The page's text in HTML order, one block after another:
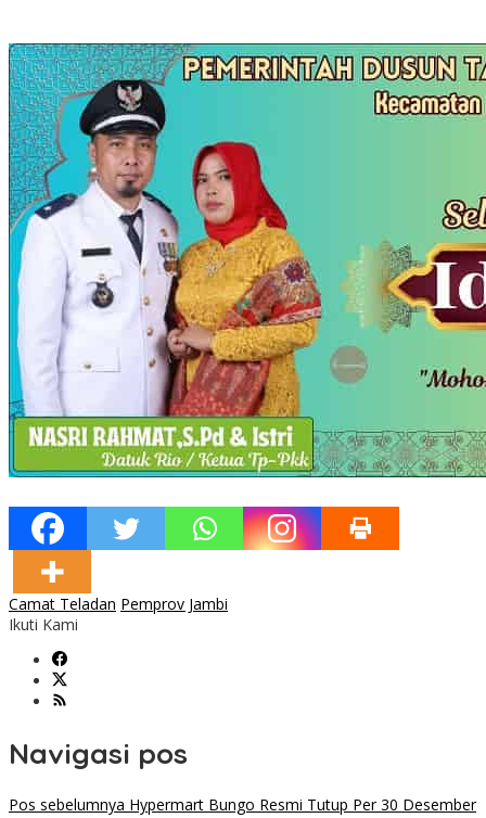
Camat Teladan Pemprov Jambi
Ikuti Kami
Navigasi pos
Pos sebelumnya Hypermart Bungo Resmi Tutup Per 30 Desember